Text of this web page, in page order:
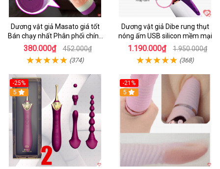
Dương vật giả Masato giá tốt
Bán chạy nhất Phân phối chính
hãng
380.000₫ 452.000₫
(374)
Dương vật giả Dibe rung thụt
nóng ấm USB silicon mềm mại
1.190.000₫ 1.950.000₫
(368)
-25%
5
-21%
5